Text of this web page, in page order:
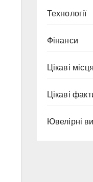
Технології
Фінанси
Цікаві місця
Цікаві
Ювелірні